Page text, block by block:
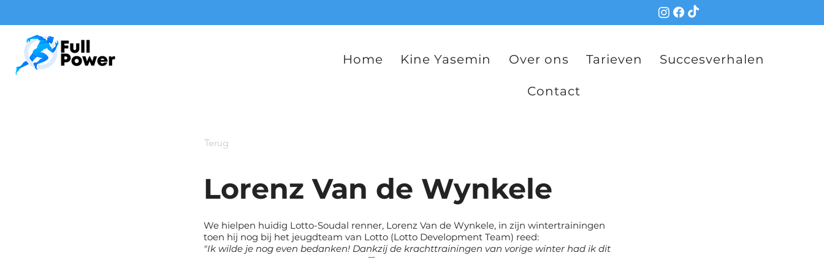
Home Kine Yasemin Over ons Tarieven Succesverhalen
Contact
Terug
Lorenz Van de Wynkele
We hielpen huidig Lotto-Soudal renner, Lorenz Van de Wynkele, in zijn wintertrainingen
toen hij nog bij het jeugdteam van Lotto (Lotto Development Team) reed:
"Ik wilde je nog even bedanken! Dankzij de krachttrainingen van vorige winter had ik dit